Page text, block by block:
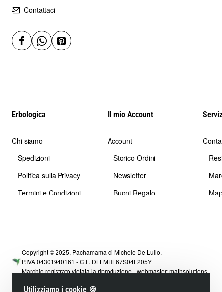
Utilizziamo i cookie 🍪
Contattaci
Erbologica
Chi siamo
Spedizioni
Politica sulla Privacy
Termini e Condizioni
Il mio Account
Account
Storico Ordini
Newsletter
Buoni Regalo
Copyright © 2025, Pachamama di Michele De Lullo.
P.IVA 04301940161 - C.F. DLLMHL67S04F205Y
Marchio registrato vietata la riproduzione - webmaster:mathsolutions